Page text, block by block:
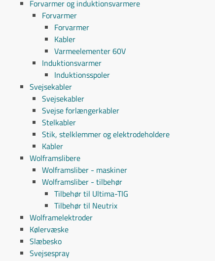
Forvarmer og induktionsvarmere
Forvarmer
Forvarmer
Kabler
Varmeelementer 60V
Induktionsvarmer
Induktionsspoler
Svejsekabler
Svejsekabler
Svejse forlængerkabler
Stelkabler
Stik, stelklemmer og elektrodeholdere
Kabler
Wolframslibere
Wolframsliber - maskiner
Wolframsliber - tilbehør
Tilbehør til Ultima-TIG
Tilbehør til Neutrix
Wolframelektroder
Kølervæske
Slæbesko
Svejsespray